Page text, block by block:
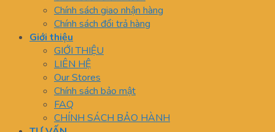
Chính sách giao nhận hàng
Chính sách đổi trả hàng
Giới thiệu
GIỚI THIỆU
LIÊN HỆ
Our Stores
Chính sách bảo mật
FAQ
CHÍNH SÁCH BẢO HÀNH